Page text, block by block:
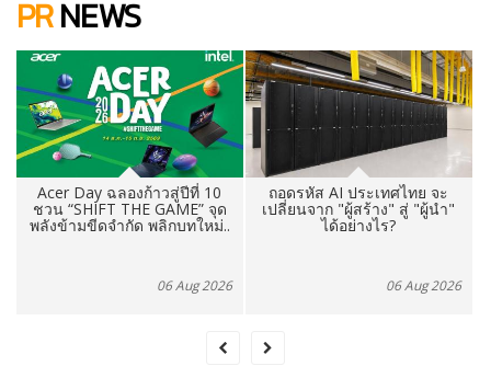
PRNEWS
ถอดรหัส AI ประเทศไทย จะ
เปลี่ยนจาก "ผู้สร้าง" สู่ "ผู้นำ"
ได้อย่างไร?
06 Aug 2026
เขย่าวงการคีย์บอร์ดเกมมิ่ง!
Razer เปิดตัว Huntsman V3
HE Magnetic 8KHz
05 Aug 2026